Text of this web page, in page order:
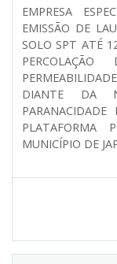
EMPRESA
EMISSÃO DE
SOLO SPT ATÉ
DIANTE DA
PLATAFORMA
MUNICÍPIO DE